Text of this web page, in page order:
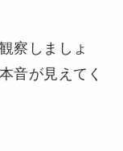
察しましょ
音が見えてく